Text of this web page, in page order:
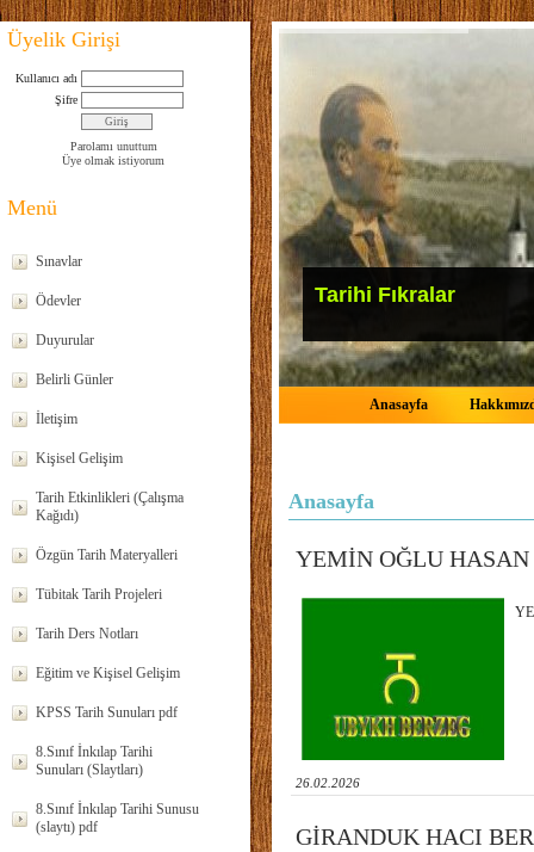
Üyelik Girişi
Kullanıcı adı
Şifre
Parolamı unuttum
Üye olmak istiyorum
Menü
Sınavlar
Ödevler
Duyurular
Belirli Günler
İletişim
Kişisel Gelişim
Tarih Etkinlikleri (Çalışma
Kağıdı)
Özgün Tarih Materyalleri
Tübitak Tarih Projeleri
Tarih Ders Notları
Eğitim ve Kişisel Gelişim
KPSS Tarih Sunuları pdf
8.Sınıf İnkılap Tarihi
Sunuları (Slaytları)
8.Sınıf İnkılap Tarihi Sunusu
(slaytı) pdf
Tarihi Fıkralar
Anasayfa
Anasayfa
YEMİN OĞLU HASAN
26.02.2026
GİRANDUK HACI